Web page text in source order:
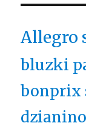
Allegro
bluzki
bonprix